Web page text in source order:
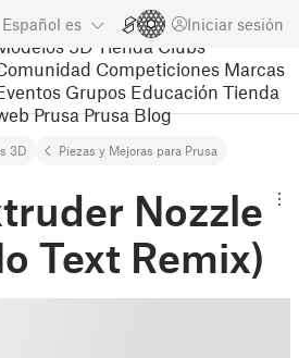
Español es Iniciar sesión
3D Tienda Clubs
Competiciones Marcas
Grupos Educación Tienda
Prusa Prusa Blog
3D Piezas y Mejoras para Prusa
Nozzle
Text Remix)